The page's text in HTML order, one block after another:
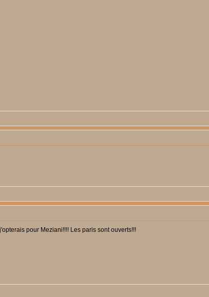
pour Meziani!!!! Les paris sont ouverts!!!